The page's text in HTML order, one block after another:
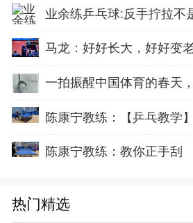
马龙：好好长大，好好变
陈康宁教练：【乒乓教学
陈康宁教练：教你正手刮
热门精选